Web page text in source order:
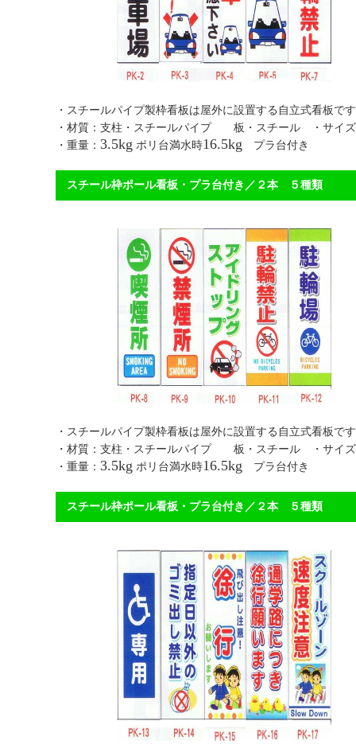
・スチールパイプ製枠看板は屋外に設置する自立式
・材質：支柱・スチールパイプ 板・スチール ・サイ
・重量： 3.5kg ポリ台満水時16.5kg プラ台付き 【送
スチール枠ポール看板・プラ
・スチールパイプ製枠看板は屋外に設置する自立式
・材質：支柱・スチールパイプ 板・スチール ・サイ
・重量： 3.5kg ポリ台満水時16.5kg プラ台付き 【
スチール枠ポール看板・プラ